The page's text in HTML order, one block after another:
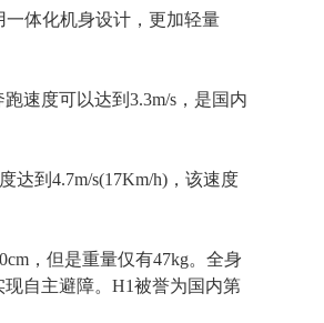
一体化机身设计，更加轻量
速度可以达到 3.3m/s ，是国内
达到 4.7m/s(17Km/h) ，该速度
，但是重量仅有47kg。全身
自主避障。 H1被誉为国内第